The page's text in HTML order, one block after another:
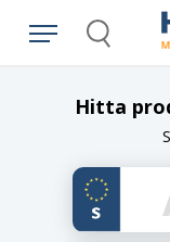
Search
Hitta